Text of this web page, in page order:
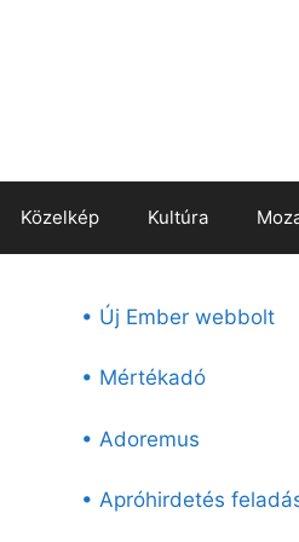
Közelkép Kultúra
• Új Ember webbolt
• Mértékadó
• Adoremus
• Apróhirdetés